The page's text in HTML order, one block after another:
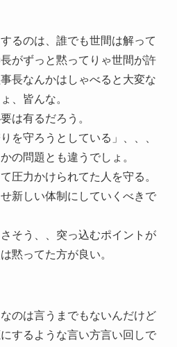
るのは、誰でも世間は解って
がずっと黙ってりゃ世間が許
長なんかはしゃべると大変な
、皆んな。
は有るだろう。
を守ろうとしている」、、、
の問題とも違うでしょ。
圧力かけられてた人を守る。
新しい体制にしていくべきで
そう、、突っ込むポイントが
黙ってた方が良い。
のは言うまでもないんだけど
するような言い方言い回しで